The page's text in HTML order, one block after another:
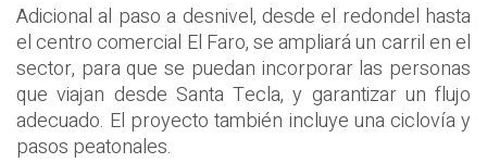
Adicional al paso a desnivel, desde el redondel hasta
el centro comercial El Faro, se ampliará un carril en el
sector, para que se puedan incorporar las personas
que viajan desde Santa Tecla, y garantizar un flujo
adecuado. El proyecto también incluye una ciclovía y
pasos peatonales.